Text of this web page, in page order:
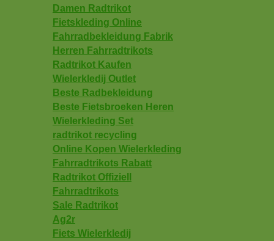
Damen Radtrikot
Fietskleding Online
Fahrradbekleidung Fabrik
Herren Fahrradtrikots
Radtrikot Kaufen
Wielerkledij Outlet
Beste Radbekleidung
Beste Fietsbroeken Heren
Wielerkleding Set
radtrikot recycling
Online Kopen Wielerkleding
Fahrradtrikots Rabatt
Radtrikot Offiziell
Fahrradtrikots
Sale Radtrikot
Ag2r
Fiets Wielerkledij